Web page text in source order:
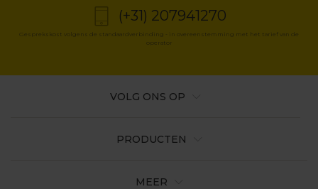
(+31) 207941270
Gesprekskost volgens de standaardverbinding - in overeenstemming met het tarief van de
operator
PRODUCTEN
MEER
VOLG ONS OP